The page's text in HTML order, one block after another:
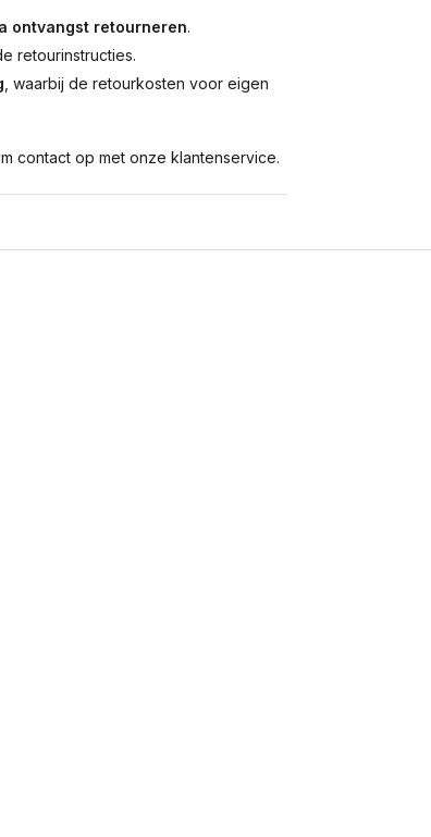
ontvangst retourneren.
retourinstructies.
, waarbij de retourkosten voor eigen
contact op met onze klantenservice.